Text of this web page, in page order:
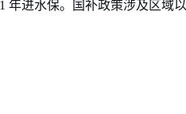
年进水保。国补政策涉及区域